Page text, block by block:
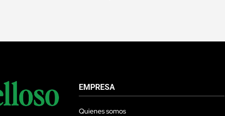
EMPRESA
Quienes somos